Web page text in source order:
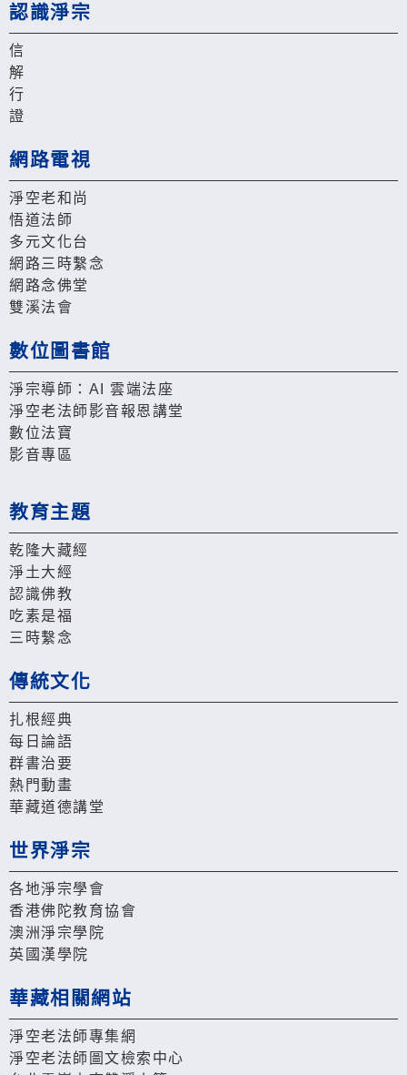
認識淨宗
信
解
行
證
網路電視
淨空老和尚
悟道法師
多元文化台
網路三時繫念
網路念佛堂
雙溪法會
數位圖書館
淨宗導師：AI 雲端法座
淨空老法師影音報恩講堂
數位法寶
影音專區
教育主題
乾隆大藏經
淨土大經
認識佛教
吃素是福
三時繫念
傳統文化
扎根經典
每日論語
群書治要
熱門動畫
華藏道德講堂
世界淨宗
各地淨宗學會
香港佛陀教育協會
澳洲淨宗學院
英國漢學院
華藏相關網站
淨空老法師專集網
淨空老法師圖文檢索中心